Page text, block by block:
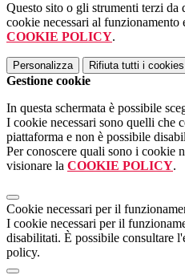
Questo sito o gli strumenti terzi
cookie necessari al
COOKIE POLICY.
Personalizza Rifiuta tutti i cookies
Gestione cookie
In questa schermata è possibile
I cookie necessari sono quelli che
piattaforma e non è possibile
Per conoscere quali sono i cookie
visionare la COOKIE POLICY.
Cookie necessari per il
I cookie necessari per il
disabilitati. È possibile consultare
policy.